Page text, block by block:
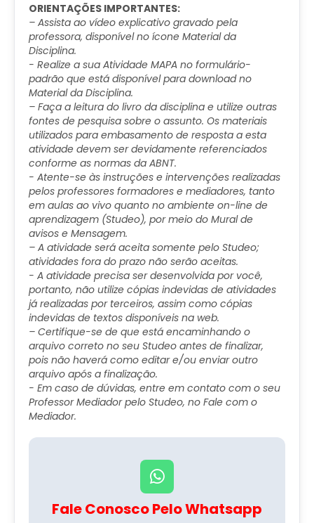
ORIENTAÇÕES IMPORTANTES:
– Assista ao vídeo explicativo gravado pela
professora, disponível no ícone Material da
Disciplina.
​- Realize a sua Atividade MAPA no formulário-
padrão que está disponível para download no
Material da Disciplina.
– Faça a leitura do livro da disciplina e utilize outras
fontes de pesquisa sobre o assunto. Os materiais
utilizados para embasamento de resposta a esta
atividade devem ser devidamente referenciados
conforme as normas da ABNT.
​- Atente-se às instruções e intervenções realizadas
pelos professores formadores e mediadores, tanto
em aulas ao vivo quanto no ambiente on-line de
aprendizagem (Studeo), por meio do Mural de
avisos e Mensagem.
– A atividade será aceita somente pelo Studeo;
atividades fora do prazo não serão aceitas.
​- A atividade precisa ser desenvolvida por você,
portanto, não utilize cópias indevidas de atividades
já realizadas por terceiros, assim como cópias
indevidas de textos disponíveis na web.
– Certifique-se de que está encaminhando o
arquivo correto no seu Studeo antes de finalizar,
pois não haverá como editar e/ou enviar outro
arquivo após a finalização.
​- Em caso de dúvidas, entre em contato com o seu
Professor Mediador pelo Studeo, no Fale com o
Mediador.
Fale Conosco Pelo Whatsapp